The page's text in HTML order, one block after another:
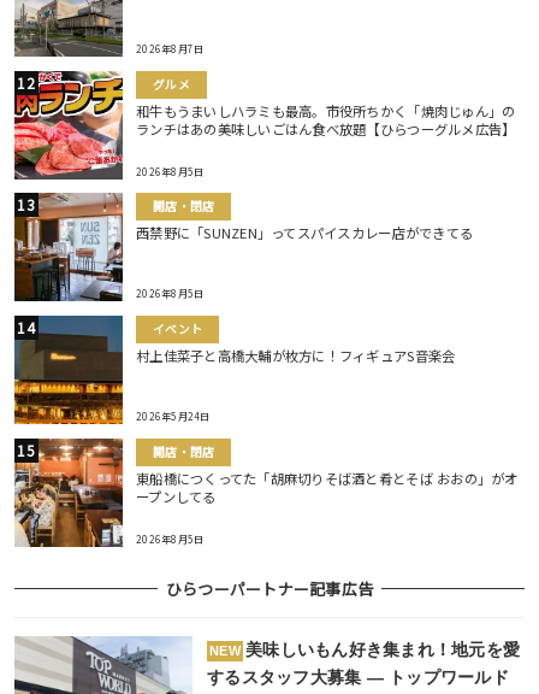
2026年8月7日
グルメ
和牛もうまいしハラミも最高。市役所ちかく「焼肉じゅん」の
ランチはあの美味しいごはん食べ放題【ひらつーグルメ広告】
2026年8月5日
開店・閉店
西禁野に「SUNZEN」ってスパイスカレー店ができてる
2026年8月5日
イベント
村上佳菜子と高橋大輔が枚方に！フィギュアS音楽会
2026年5月24日
開店・閉店
東船橋につくってた「胡麻切りそば酒と肴とそば おおの」がオ
ープンしてる
2026年8月5日
ひらつーパートナー記事広告
NEW 美味しいもん好き集まれ！地元を愛
するスタッフ大募集 ― トップワールド